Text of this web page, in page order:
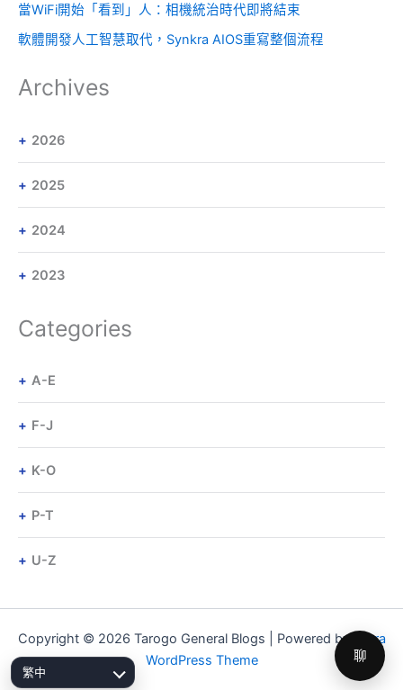
繁中
當WiFi開始「看到」人：相機統治時代即將結束
軟體開發人工智慧取代，Synkra AIOS重寫整個流程
Archives
2026
2025
2024
2023
Categories
A-E
F-J
K-O
P-T
U-Z
Copyright © 2026 Tarogo General Blogs | Powered by
Astra
WordPress Theme
聊